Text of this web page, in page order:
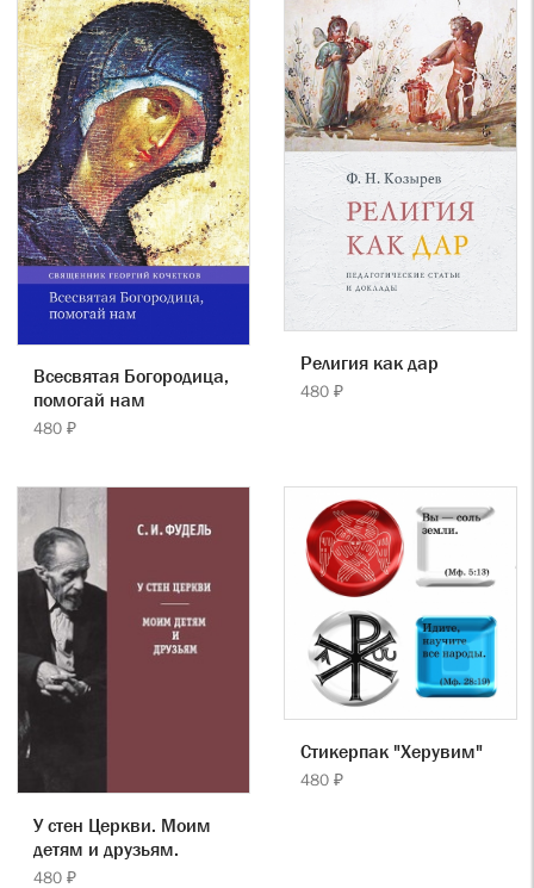
Всесвятая Богородица,
помогай нам
480 ₽
Религия как дар
480 ₽
У стен Церкви. Моим
детям и друзьям.
480 ₽
Стикерпак "Херувим"
480 ₽